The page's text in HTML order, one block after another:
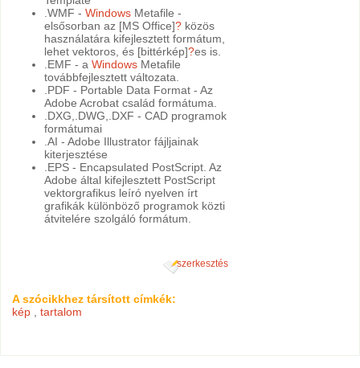
.WMF -Windows Metafile -
elsősorban az [MS Office]? közös
használatára kifejlesztett formátum,
lehet vektoros, és [bittérkép]?es is.
.EMF - aWindows Metafile
továbbfejlesztett változata.
.PDF - Portable Data Format - Az
Adobe Acrobat család formátuma.
.DXG,.DWG,.DXF - CAD programok
formátumai
.AI - Adobe Illustrator fájljainak
kiterjesztése
.EPS - Encapsulated PostScript. Az
Adobe által kifejlesztett PostScript
vektorgrafikus leíró nyelven írt
grafikák különböző programok közti
átvitelére szolgáló formátum.
szerkesztés
A szócikkhez társított címkék:
kép ,tartalom